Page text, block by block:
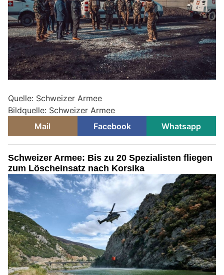
Quelle: Schweizer Armee
Bildquelle: Schweizer Armee
Mail
Facebook Whatsapp
Schweizer Armee: Bis zu 20 Spezialisten fliegen
zum Löscheinsatz nach Korsika